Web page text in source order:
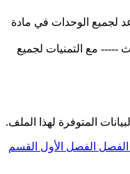
لجميع الوحدات في مادة
----- مع التمنيات لجميع
المتوفرة لهذا الملف.
الفصل الفصل الأول
القسم